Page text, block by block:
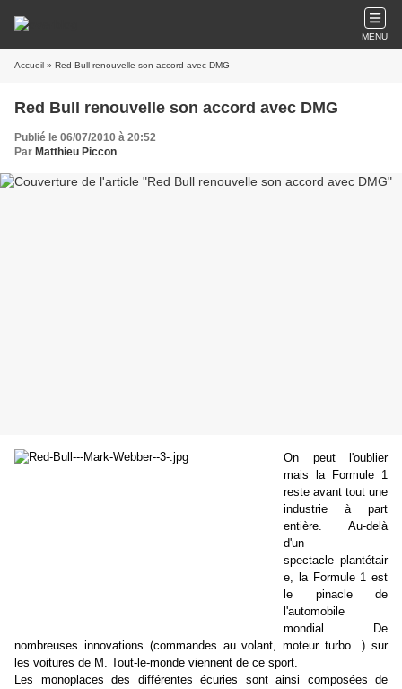
MENU
Accueil » Red Bull renouvelle son accord avec DMG
Red Bull renouvelle son accord avec DMG
Publié le 06/07/2010 à 20:52
Par Matthieu Piccon
On peut l'oublier
mais la Formule 1
reste avant tout une
industrie à part
entière. Au-delà
d'un
spectacle plantétair
e, la Formule 1 est
le pinacle de
l'automobile
mondial. De
nombreuses innovations (commandes au volant, moteur turbo...) sur
les voitures de M. Tout-le-monde viennent de ce sport.
Les monoplaces des différentes écuries sont ainsi composées de